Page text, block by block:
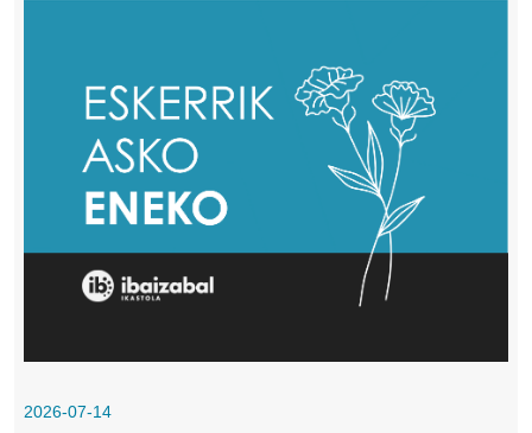
2026-07-14